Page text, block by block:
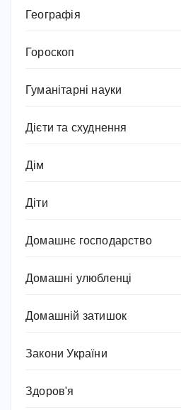
Географія
Гороскоп
Гуманітарні науки
Дієти та схуднення
Дім
Діти
Домашнє господарство
Домашні улюбленці
Домашній затишок
Закони України
Здоров'я